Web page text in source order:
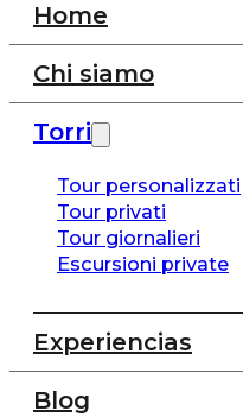
Home
Chi siamo
Torri
Tour personalizzati
Tour privati
Tour giornalieri
Escursioni private
Experiencias
Blog